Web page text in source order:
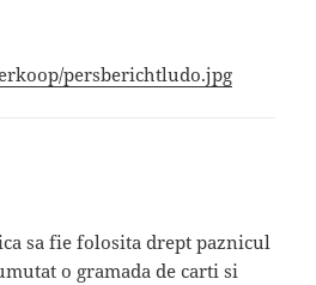
persberichtludo.jpg
sa fie folosita drept paznicul
o gramada de carti si